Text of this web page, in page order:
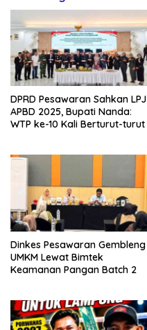
DPRD Pesawaran Sahkan LPJ
APBD 2025, Bupati Nanda:
WTP ke-10 Kali Berturut-turut
Dinkes Pesawaran Gembleng
UMKM Lewat Bimtek
Keamanan Pangan Batch 2